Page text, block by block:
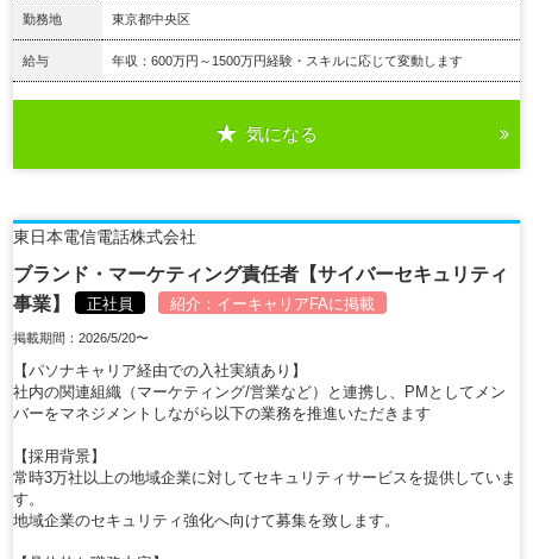
勤務地 東京都中央区
給与 年収：600万円～1500万円経験・スキルに応じて変動します
気になる
東日本電信電話株式会社
ブランド・マーケティング責任者【サイバーセキュリティ
事業】
正社員 紹介： イーキャリアFAに掲載
掲載期間：2026/5/20〜
【パソナキャリア経由での入社実績あり】
社内の関連組織（マーケティング/営業など）と連携し、PMとしてメン
バーをマネジメントしながら以下の業務を推進いただきます
【採用背景】
常時3万社以上の地域企業に対してセキュリティサービスを提供していま
す。
地域企業のセキュリティ強化へ向けて募集を致します。